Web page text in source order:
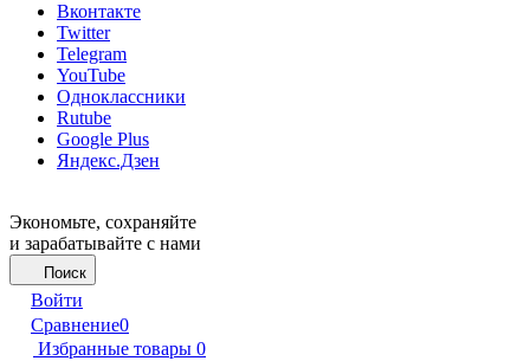
Вконтакте
Twitter
Telegram
YouTube
Одноклассники
Rutube
Google Plus
Яндекс.Дзен
Экономьте, сохраняйте
и зарабатывайте с нами
Поиск
Войти
Сравнение0
Избранные товары 0